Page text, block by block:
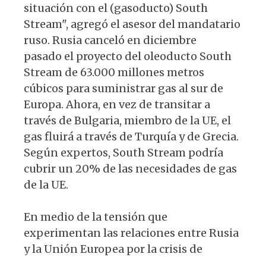
situación con el (gasoducto) South
Stream", agregó el asesor del mandatario
ruso. Rusia canceló en diciembre
pasado el proyecto del oleoducto South
Stream de 63.000 millones metros
cúbicos para suministrar gas al sur de
Europa. Ahora, en vez de transitar a
través de Bulgaria, miembro de la UE, el
gas fluirá a través de Turquía y de Grecia.
Según expertos, South Stream podría
cubrir un 20% de las necesidades de gas
de la UE.
En medio de la tensión que
experimentan las relaciones entre Rusia
y la Unión Europea por la crisis de